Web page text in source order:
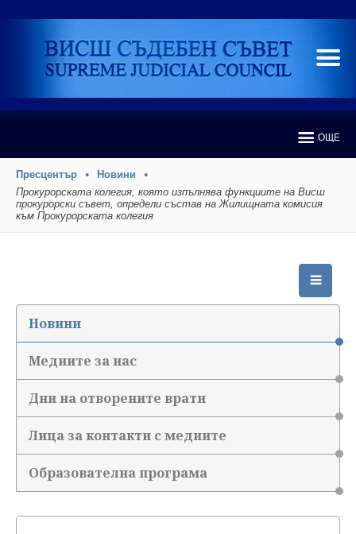
ОЩЕ
Пресцентър
Новини
Прокурорската колегия, която изпълнява функциите на Висш
прокурорски съвет, определи състав на Жилищната комисия
към Прокурорската колегия
Новини
Медиите за нас
Дни на отворените врати
Лица за контакти с медиите
Образователна програма